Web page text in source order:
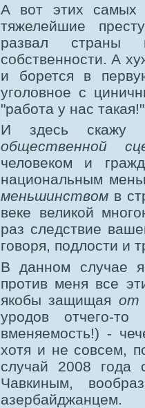
А вот этих самых
тяжелейшие
развал страны и
собственности. А
и борется в
уголовное с
"работа у нас такая!"
И здесь скажу
общественной
человеком и
национальным
меньшинством в
веке великой
раз следствие
говоря, подлости и
В данном случае
против меня все
якобы защищая от
уродов отчего-
вменяемость!) -
хотя и не совсем,
случай 2008
Чавкиным,
азербайджанцем.